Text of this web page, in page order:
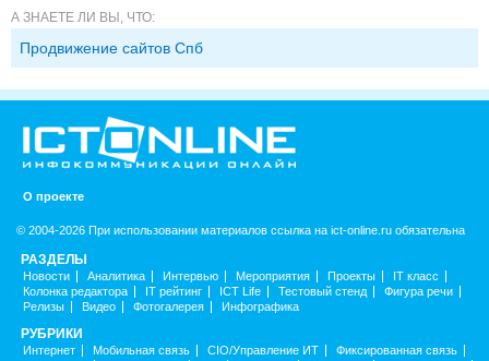
А ЗНАЕТЕ ЛИ ВЫ, ЧТО:
Продвижение сайтов Спб
О проекте
© 2004-2026 При использовании материалов ссылка на ict-online.ru обязательна
РАЗДЕЛЫ
Новости Аналитика Интервью Мероприятия Проекты
IT класс
Колонка редактора
IT рейтинг ICT Life Тестовый стенд
Фигура речи
Релизы
Видео Фотогалерея Инфографика
РУБРИКИ
Интернет Мобильная связь CIO/Управление ИТ
Фиксированная связь